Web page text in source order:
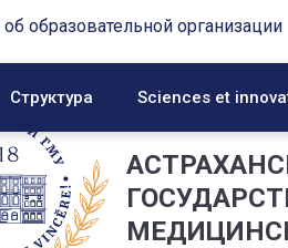
образовательной организации
Структура Sciences et